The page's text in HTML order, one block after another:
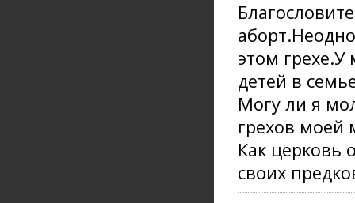
этом
детей в
Могу ли я
грехов моей
Как церковь
своих